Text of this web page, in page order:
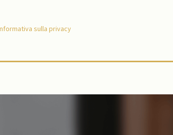
sulla privacy